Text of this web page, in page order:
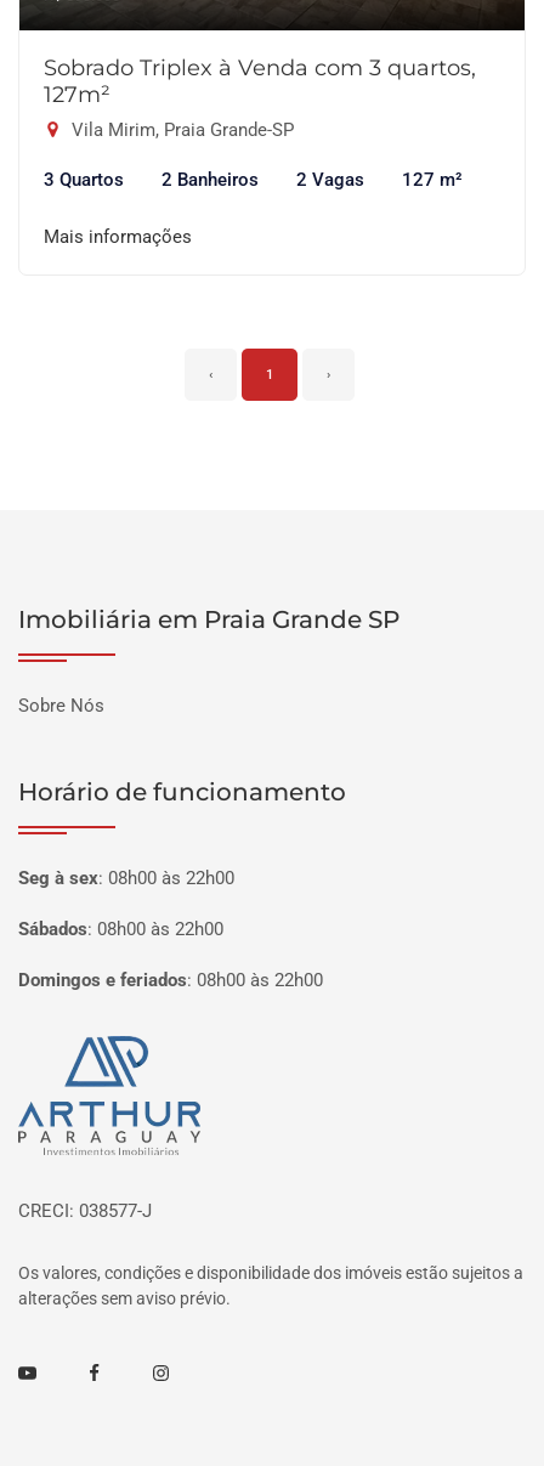
Sobrado Triplex à Venda com 3 quartos,
127m²
Vila Mirim, Praia Grande-SP
3 Quartos 2 Banheiros 2 Vagas 127 m²
Mais informações
‹ 1 ›
Imobiliária em Praia Grande SP
Sobre Nós
Horário de funcionamento
Seg à sex: 08h00 às 22h00
Sábados: 08h00 às 22h00
Domingos e feriados: 08h00 às 22h00
Página inicial
CRECI: 038577-J
Os valores, condições e disponibilidade dos imóveis estão sujeitos a
alterações sem aviso prévio.
Youtube FacebookInstagram